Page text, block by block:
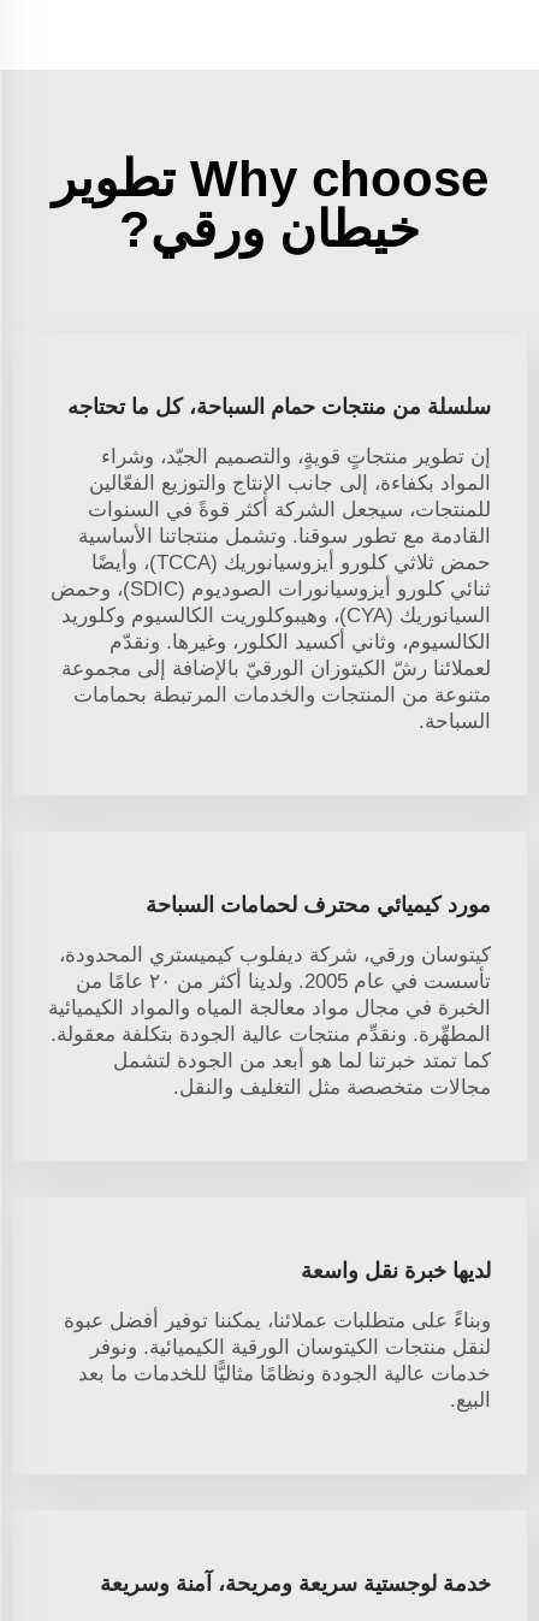
Why choose تطوير
خيطان ورقي?
سلسلة من منتجات حمام السباحة، كل ما تحتاجه
إن تطوير منتجاتٍ قويةٍ، والتصميم الجيّد، وشراء
المواد بكفاءة، إلى جانب الإنتاج والتوزيع الفعّالين
للمنتجات، سيجعل الشركة أكثر قوةً في السنوات
القادمة مع تطور سوقنا. وتشمل منتجاتنا الأساسية
حمض ثلاثي كلورو أيزوسيانوريك (TCCA)، وأيضًا
ثنائي كلورو أيزوسيانورات الصوديوم (SDIC)، وحمض
السيانوريك (CYA)، وهيبوكلوريت الكالسيوم وكلوريد
الكالسيوم، وثاني أكسيد الكلور، وغيرها. ونقدّم
لعملائنا رشّ الكيتوزان الورقيّ بالإضافة إلى مجموعة
متنوعة من المنتجات والخدمات المرتبطة بحمامات
السباحة.
مورد كيميائي محترف لحمامات السباحة
كيتوسان ورقي، شركة ديفلوب كيميستري المحدودة،
تأسست في عام 2005. ولدينا أكثر من ٢٠ عامًا من
الخبرة في مجال مواد معالجة المياه والمواد الكيميائية
المطهِّرة. ونقدِّم منتجات عالية الجودة بتكلفة معقولة.
كما تمتد خبرتنا لما هو أبعد من الجودة لتشمل
مجالات متخصصة مثل التغليف والنقل.
لديها خبرة نقل واسعة
وبناءً على متطلبات عملائنا، يمكننا توفير أفضل عبوة
لنقل منتجات الكيتوسان الورقية الكيميائية. ونوفر
خدمات عالية الجودة ونظامًا مثاليًّا للخدمات ما بعد
البيع.
خدمة لوجستية سريعة ومريحة، آمنة وسريعة